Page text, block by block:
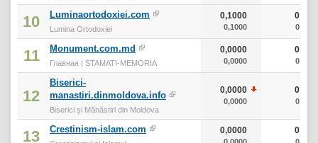
10 Luminaortodoxiei.com
Lumina Ortodoxiei
0,1000
0,1000
0
0
11 Monument.com.md
Главная | STAMATI-MEMORIA
0,0000
0,0000
0
0
12
Biserici-
manastiri.dinmoldova.info
Biserici și Mănăstiri din Moldova
0,0000
0,0000
0
0
13 Crestinism-islam.com 0,0000
0,0000
0
0